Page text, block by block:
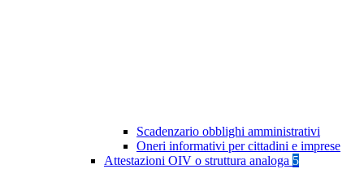
Scadenzario obblighi amministrativi
Oneri informativi per cittadini e imprese
Attestazioni OIV o struttura analoga 5